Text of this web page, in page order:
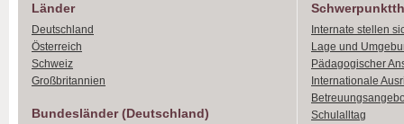
Länder
Deutschland
Österreich
Schweiz
Großbritannien
Bundesländer (Deutschland)
Internate stellen
Lage und
Pädagogischer
Internationale
Schulalltag